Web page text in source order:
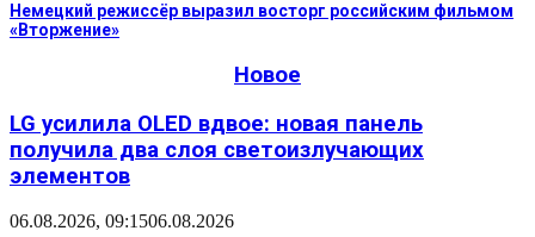
Немецкий режиссёр выразил восторг российским фильмом
«Вторжение»
Новое
LG усилила OLED вдвое: новая панель
получила два слоя светоизлучающих
элементов
06.08.2026, 09:1506.08.2026